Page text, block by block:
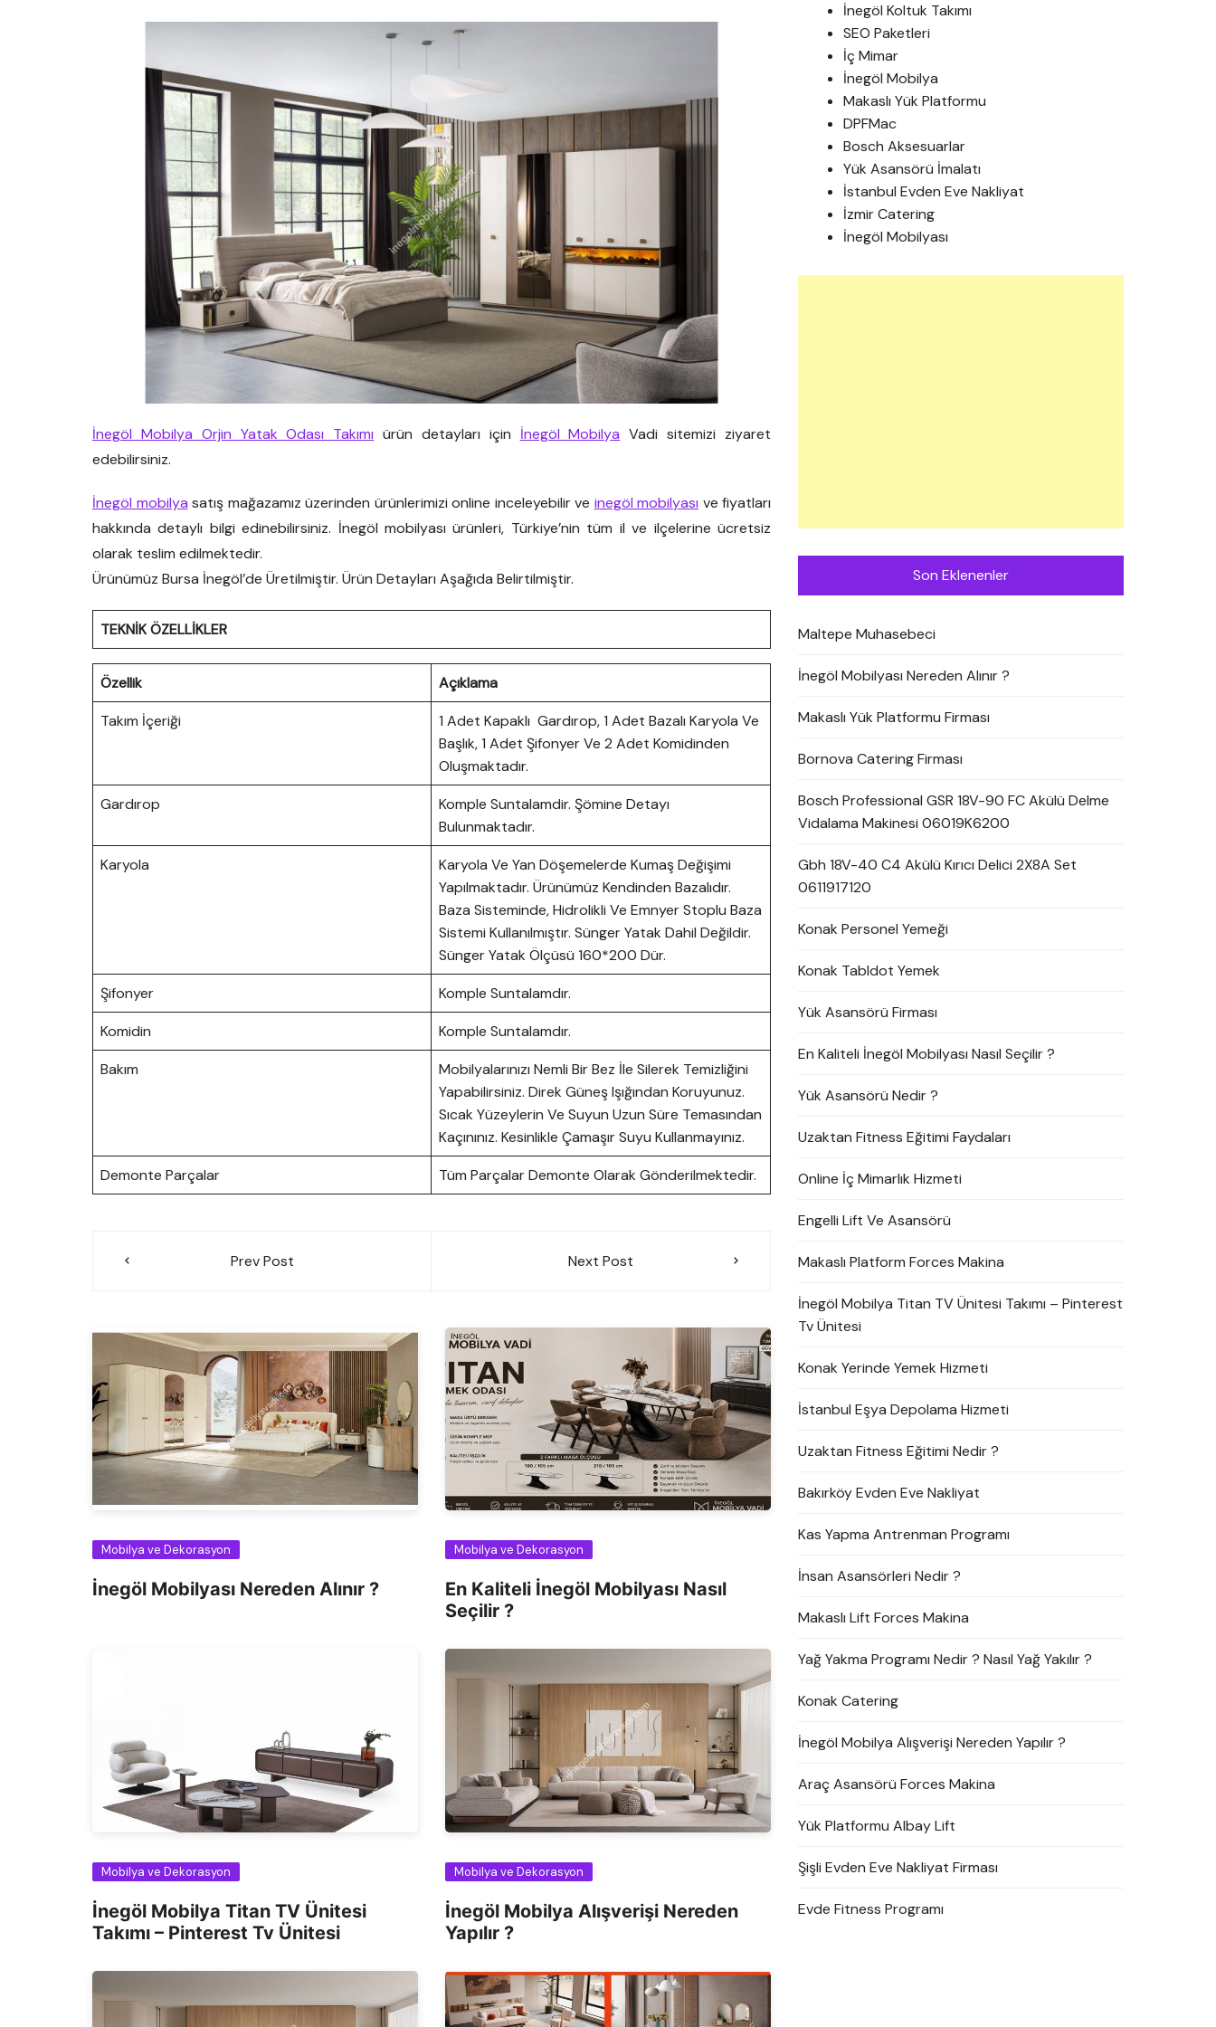
İnegöl Mobilya Orjin Yatak Odası Takımı ürün detayları için İnegöl Mobilya Vadi sitemizi ziyaret
edebilirsiniz.
İnegöl mobilya satış mağazamız üzerinden ürünlerimizi online inceleyebilir ve inegöl mobilyası ve fiyatları
hakkında detaylı bilgi edinebilirsiniz. İnegöl mobilyası ürünleri, Türkiye’nin tüm il ve ilçelerine ücretsiz
olarak teslim edilmektedir.
Ürünümüz Bursa İnegöl’de Üretilmiştir. Ürün Detayları Aşağıda Belirtilmiştir.
TEKNİK ÖZELLİKLER
Özellik
Açıklama
Takım İçeriği
1 Adet Kapaklı Gardırop, 1 Adet Bazalı Karyola Ve
Başlık, 1 Adet Şifonyer Ve 2 Adet Komidinden
Oluşmaktadır.
Gardırop
Komple Suntalamdir. Şömine Detayı
Bulunmaktadır.
Karyola
Karyola Ve Yan Döşemelerde Kumaş Değişimi
Yapılmaktadır. Ürünümüz Kendinden Bazalıdır.
Baza Sisteminde, Hidrolikli Ve Emnyer Stoplu Baza
Sistemi Kullanılmıştır. Sünger Yatak Dahil Değildir.
Sünger Yatak Ölçüsü 160*200 Dür.
Şifonyer
Komple Suntalamdır.
Komidin
Komple Suntalamdır.
Bakım
Mobilyalarınızı Nemli Bir Bez İle Silerek Temizliğini
Yapabilirsiniz. Direk Güneş Işığından Koruyunuz.
Sıcak Yüzeylerin Ve Suyun Uzun Süre Temasından
Kaçınınız. Kesinlikle Çamaşır Suyu Kullanmayınız.
Demonte Parçalar
Tüm Parçalar Demonte Olarak Gönderilmektedir.
Prev Post Next Post
Mobilya ve Dekorasyon
İnegöl Mobilyası Nereden Alınır ?
Mobilya ve Dekorasyon
En Kaliteli İnegöl Mobilyası Nasıl
Seçilir ?
Mobilya ve Dekorasyon
İnegöl Mobilya Titan TV Ünitesi
Takımı – Pinterest Tv Ünitesi
Mobilya ve Dekorasyon
İnegöl Mobilya Alışverişi Nereden
Yapılır ?
İnegöl Koltuk Takımı
SEO Paketleri
İç Mimar
İnegöl Mobilya
Makaslı Yük Platformu
DPFMac
Bosch Aksesuarlar
Yük Asansörü İmalatı
İstanbul Evden Eve Nakliyat
İzmir Catering
İnegöl Mobilyası
Son Eklenenler
Maltepe Muhasebeci
İnegöl Mobilyası Nereden Alınır ?
Makaslı Yük Platformu Firması
Bornova Catering Firması
Bosch Professional GSR 18V-90 FC Akülü Delme
Vidalama Makinesi 06019K6200
Gbh 18V-40 C4 Akülü Kırıcı Delici 2X8A Set
0611917120
Konak Personel Yemeği
Konak Tabldot Yemek
Yük Asansörü Firması
En Kaliteli İnegöl Mobilyası Nasıl Seçilir ?
Yük Asansörü Nedir ?
Uzaktan Fitness Eğitimi Faydaları
Online İç Mimarlık Hizmeti
Engelli Lift Ve Asansörü
Makaslı Platform Forces Makina
İnegöl Mobilya Titan TV Ünitesi Takımı – Pinterest
Tv Ünitesi
Konak Yerinde Yemek Hizmeti
İstanbul Eşya Depolama Hizmeti
Uzaktan Fitness Eğitimi Nedir ?
Bakırköy Evden Eve Nakliyat
Kas Yapma Antrenman Programı
İnsan Asansörleri Nedir ?
Makaslı Lift Forces Makina
Yağ Yakma Programı Nedir ? Nasıl Yağ Yakılır ?
Konak Catering
İnegöl Mobilya Alışverişi Nereden Yapılır ?
Araç Asansörü Forces Makina
Yük Platformu Albay Lift
Şişli Evden Eve Nakliyat Firması
Evde Fitness Programı